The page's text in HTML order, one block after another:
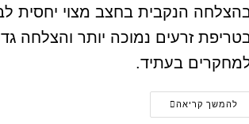
הנקבית בחצב מצוי יחסית
זרעים נמוכה יותר והצלחה
בעתיד.
להמשך קריאה